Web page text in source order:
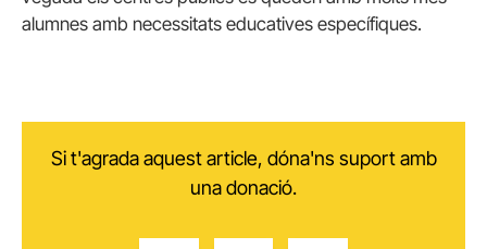
alumnes amb necessitats educatives específiques.
Si t'agrada aquest article, dóna'ns suport amb
una donació.